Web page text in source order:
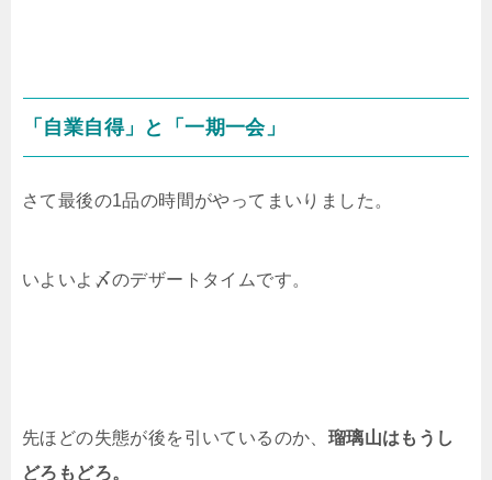
「自業自得」と「一期一会」
さて最後の1品の時間がやってまいりました。
いよいよ〆のデザートタイムです。
先ほどの失態が後を引いているのか、 瑠璃山はもうし
どろもどろ。